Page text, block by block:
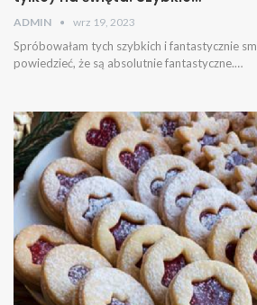
ADMIN wrz 19, 2023
Spróbowałam tych szybkich i fantastycznie
powiedzieć, że są absolutnie fantastyczne.…